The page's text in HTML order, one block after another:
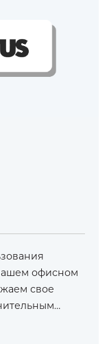
офисном
свое